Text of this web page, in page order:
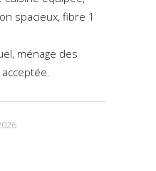
spacieux, fibre 1
ménage des